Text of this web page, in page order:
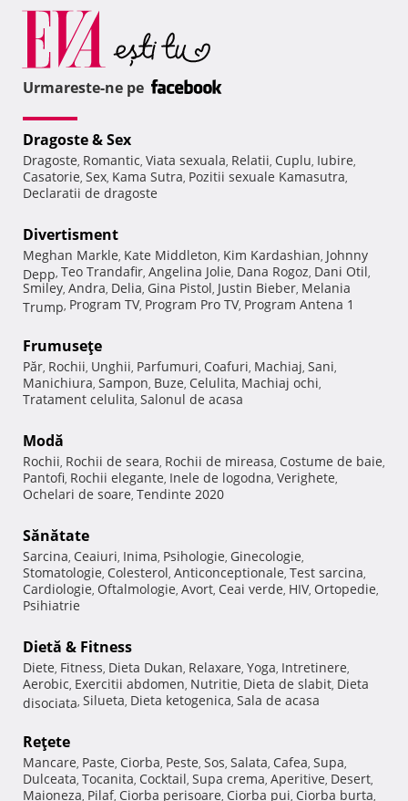
Urmareste-ne pe
Dragoste & Sex
Dragoste, Romantic, Viata sexuala, Relatii, Cuplu, Iubire,
Casatorie, Sex, Kama Sutra, Pozitii sexuale Kamasutra,
Declaratii de dragoste
Divertisment
Meghan Markle, Kate Middleton, Kim Kardashian, Johnny
Depp, Teo Trandafir, Angelina Jolie, Dana Rogoz, Dani Otil,
Smiley, Andra, Delia, Gina Pistol, Justin Bieber, Melania
Trump, Program TV, Program Pro TV, Program Antena 1
Frumuseţe
Păr, Rochii, Unghii, Parfumuri, Coafuri, Machiaj, Sani,
Manichiura, Sampon, Buze, Celulita, Machiaj ochi,
Tratament celulita, Salonul de acasa
Modă
Rochii, Rochii de seara, Rochii de mireasa, Costume de baie,
Pantofi, Rochii elegante, Inele de logodna, Verighete,
Ochelari de soare, Tendinte 2020
Sănătate
Sarcina, Ceaiuri, Inima, Psihologie, Ginecologie,
Stomatologie, Colesterol, Anticonceptionale, Test sarcina,
Cardiologie, Oftalmologie, Avort, Ceai verde, HIV, Ortopedie,
Psihiatrie
Dietă & Fitness
Diete, Fitness, Dieta Dukan, Relaxare, Yoga, Intretinere,
Aerobic, Exercitii abdomen, Nutritie, Dieta de slabit, Dieta
disociata, Silueta, Dieta ketogenica, Sala de acasa
Reţete
Mancare, Paste, Ciorba, Peste, Sos, Salata, Cafea, Supa,
Dulceata, Tocanita, Cocktail, Supa crema, Aperitive, Desert,
Maioneza, Pilaf, Ciorba perisoare, Ciorba pui, Ciorba burta,